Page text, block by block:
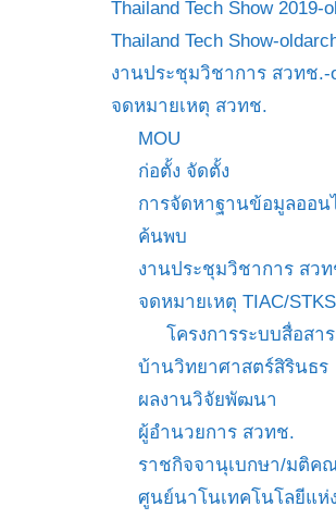
Thailand Tech Show 2019-
Thailand Tech Show-
งานประชุมวิชาการ สวทช.-
จดหมายเหตุ สวทช.
MOU
ก่อตั้ง จัดตั้ง
การจัดหาฐานข้อมูลออน
ค้นพบ
งานประชุมวิชาการ สว
จดหมายเหตุ TIAC/STKS
โครงการระบบสื่อสา
บ้านวิทยาศาสตร์สิรินธร
ผลงานวิจัยพัฒนา
ผู้อำนวยการ สวทช.
ราชกิจจานุเบกษา/มติค
ศูนย์นาโนเทคโนโลยีแห่